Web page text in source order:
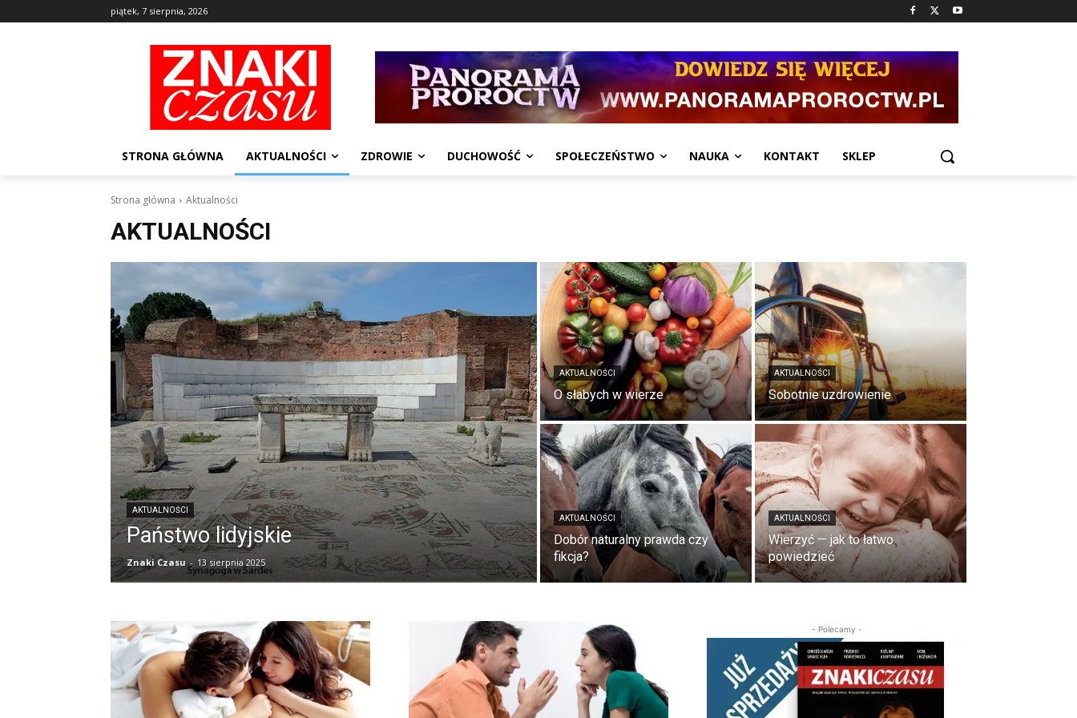
piątek, 7 sierpnia, 2026
STRONA GŁÓWNA AKTUALNOŚCI ZDROWIE DUCHOWOŚĆ SPOŁECZEŃSTWO NAUKA KONTAKT SKLEP
Strona główna Aktualności
AKTUALNOŚCI
AKTUALNOŚCI
Państwo lidyjskie
Znaki Czasu - 13 sierpnia 2025
AKTUALNOŚCI
O słabych w wierze
AKTUALNOŚCI
Sobotnie uzdrowienie
AKTUALNOŚCI
Dobór naturalny prawda czy
fikcja?
AKTUALNOŚCI
Wierzyć — jak to łatwo
powiedzieć
- Polecamy -